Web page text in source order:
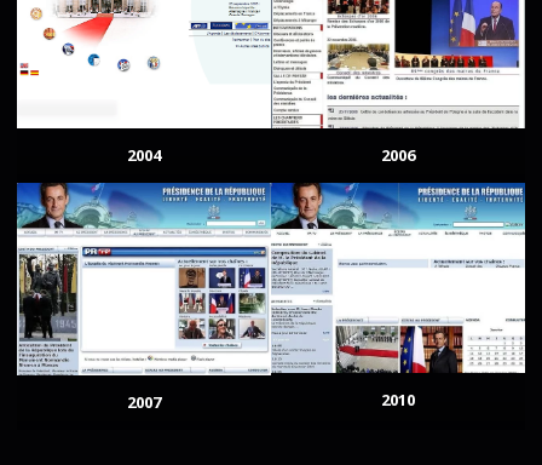
2004 2006
2007 2010